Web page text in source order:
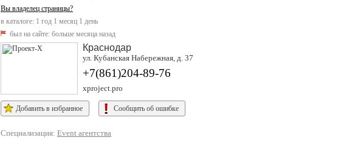
Вы владелец страницы?
в каталоге: 1 год 1 месяц 1 день
был на сайте: больше месяца назад
Краснодар
ул. Кубанская Набережная, д. 37
+7(861)204-89-76
xproject.pro
Добавить в избранное Сообщить об ошибке
Специализация: Event агентства